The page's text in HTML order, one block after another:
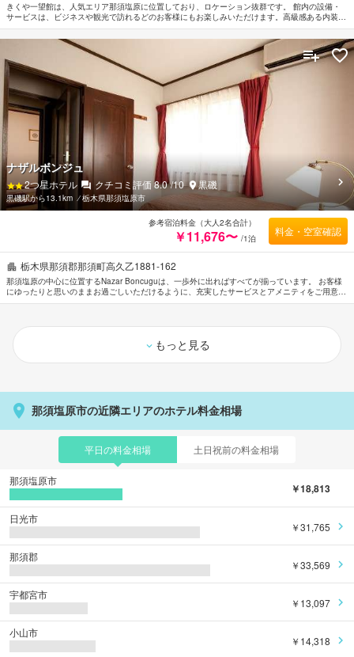
きくや一望館は、人気エリア那須塩原に位置しており、ロケーション抜群です。 館内の設備・
サービスは、ビジネスや観光で訪れるどのお客様にもお楽しみいただけます。高級感ある内装と
設備により、ビジネスおよび観光目的のお客様に最適な滞在先です。 きくや一望館のスタッフ
がおもてなしの心を持って丁寧にご対応します。 全てのお部屋には落ち着いた内装が施されて
おり、心地良い空間となっています。また、ルームタイプによりスリッパ, タオル, 薄型TV, リネ
ン類, エアコンのご用意があります。 当施設ではさまざまなレクリエーションをご体験いただけ
ます。 便利な立地に位置するきくや一望館は快適なサービスをご提供しており、那須塩原の滞
在先には最適です。
栃木県那須郡那須町高久乙1881-162
那須塩原の中心に位置するNazar Boncuguは、一歩外に出ればすべてが揃っています。 お客様
にゆったりと思いのままお過ごしいただけるように、充実したサービスとアメニティをご用意し
ております。 快適なご滞在に必要不可欠な全室Wi-Fi無料などの設備・サービスを完備していま
ナザルボンジュ
2つ星ホテル クチコミ評価8.0 /10 黒磯
黒磯駅から13.1km ⁄栃木県那須塩原市
参考宿泊料金（大人2名合計）
￥11,676〜 /1泊
料金・空室確認
もっと見る
那須塩原市の近隣エリアのホテル料金相場
平日の料金相場 土日祝前の料金相場
那須塩原市
￥18,813
日光市
￥31,765
那須郡
￥33,569
宇都宮市
￥13,097
小山市
￥14,318